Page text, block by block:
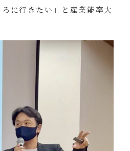
に行きたい」と産業能率大